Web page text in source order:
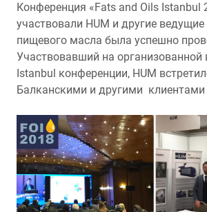
Конференция «Fats and Oils Istanbul
участвовали HUM и другие
пищевого масла была успешно
Участвовавший на организованной
Istanbul конференции, HUM
Балканскими и другими